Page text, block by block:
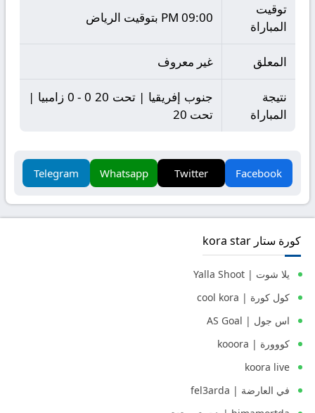
توقيت
المباراة
09:00 PM بتوقيت الرياض
المعلق غير معروف
نتيجة
المباراة
جنوب إفريقيا | تحت 20 0 - 0 زامبيا |
تحت 20
Facebook
Twitter
Whatsapp
Telegram
كورة ستار kora star
يلا شوت | Yalla Shoot
كول كورة | cool kora
اس جول | AS Goal
كووورة | kooora
koora live
في العارضة | fel3arda